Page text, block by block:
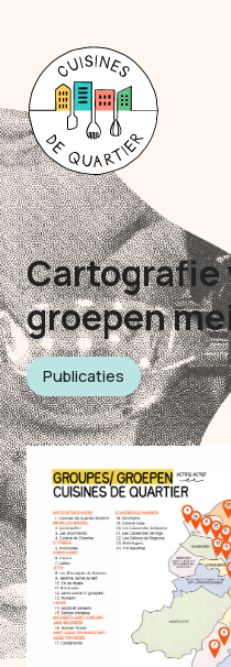
Cartografie
groepen
Publicaties